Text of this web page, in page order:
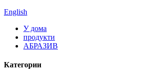
English
У дома
продукти
АБРАЗИВ
Категории